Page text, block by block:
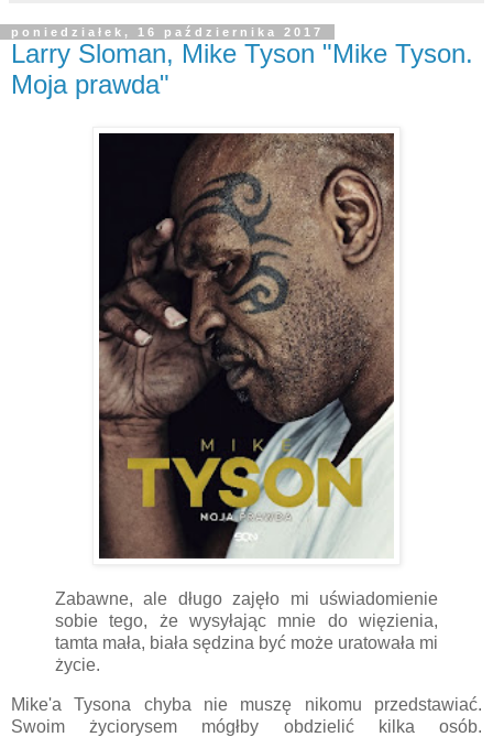
poniedziałek, 16 października 2017
Larry Sloman, Mike Tyson "Mike Tyson.
Moja prawda"
Zabawne, ale długo zajęło mi uświadomienie
sobie tego, że wysyłając mnie do więzienia,
tamta mała, biała sędzina być może uratowała mi
życie.
Mike'a Tysona chyba nie muszę nikomu przedstawiać.
Swoim życiorysem mógłby obdzielić kilka osób.